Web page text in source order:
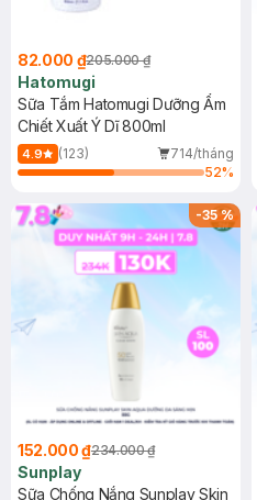
82.000 ₫205.000 ₫
Hatomugi
Sữa Tắm Hatomugi Dưỡng Ẩm
Chiết Xuất Ý Dĩ 800ml
4.9 (123)
714/tháng
52%
-35%
152.000 ₫234.000 ₫
Sunplay
Sữa Chống Nắng Sunplay Skin